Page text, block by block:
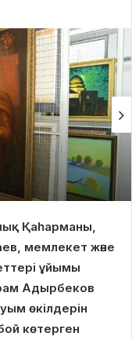
Қаһарманы,
мемлекет және
ұйымы
Адырбеков
өкілдерін
көтерген